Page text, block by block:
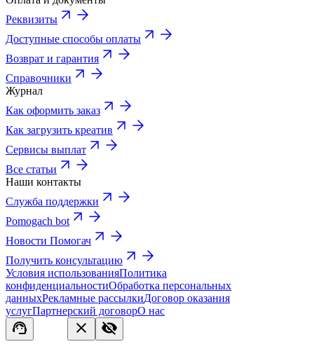
Реквизиты
Доступные способы оплаты
Возврат и гарантия
Справочники
Журнал
Как оформить заказ
Как загрузить креатив
Сервисы выплат
Все статьи
Наши контакты
Служба поддержки
Pomogach bot
Новости Помогач
Получить консультацию
Условия использованияПолитика
конфиденциальностиОбработка персональных
данныхРекламные рассылкиДоговор оказания
услугПартнерский договорО нас